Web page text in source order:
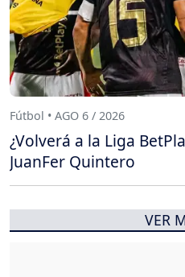
Fútbol • AGO 6 / 2026
¿Volverá a la Liga
JuanFer Quintero
VER